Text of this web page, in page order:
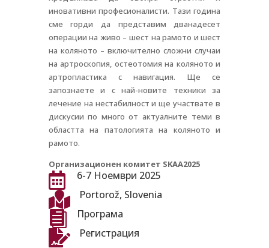
иновативни професионалисти. Тази година
сме горди да представим дванадесет
операции на живо – шест на рамото и шест
на коляното – включително сложни случаи
на артроскопия, остеотомия на коляното и
артропластика с навигация. Ще се
запознаете и с най-новите техники за
лечение на нестабилност и ще участвате в
дискусии по много от актуалните теми в
областта на патологията на коляното и
рамото.
Организационен комитет SKAA2025
 6-7 Ноември 2025
 Portorož, Slovenia
 Програма
 Регистрация